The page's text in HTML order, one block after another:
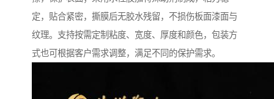
定，贴合紧密，撕膜后无胶水残留，不损伤板面漆面与
纹理。支持按需定制粘度、宽度、厚度和颜色，包装方
式也可根据客户需求调整，满足不同的保护需求。